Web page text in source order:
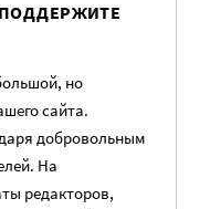
но
сайта.
добровольным
На
редакторов,